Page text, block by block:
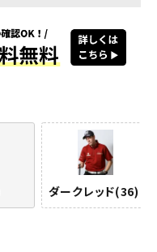
ダークレッド(36)